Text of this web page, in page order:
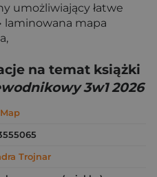
umożliwiający łatwe
laminowana mapa
na temat książki
3w1 2026
Trojnar